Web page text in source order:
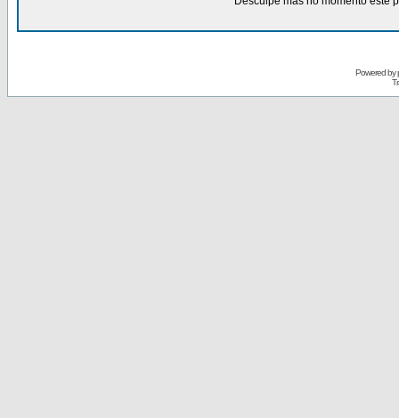
Powered by